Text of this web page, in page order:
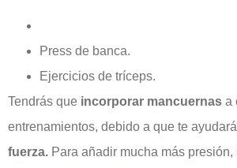
Press de banca.
Ejercicios de tríceps.
Tendrás que incorporar mancuernas a
entrenamientos, debido a que te
fuerza. Para añadir mucha más